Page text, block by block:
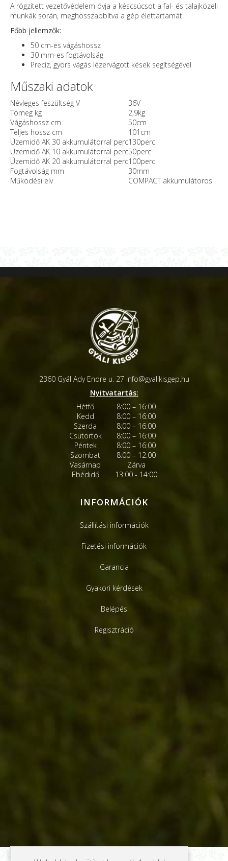
A rögzített vezetővédelem óvja a késcsúcsot a fal- és talajközeli
munkák során, meghosszabbítva a gép élettartamát.
Főbb jellemzők:
50 cm-es vágáshossz
30 mm-es fogtávolság
Precíz, gyors vágás lézervágott kések segítségével
Műszaki adatok
Névleges feszültség V
36V
Tömeg kg
2,9kg
Vágáshossz cm
50cm
Teljes hossz cm
101cm
Üzemidő AK 30 akkumulátorral perc130perc
Üzemidő AK 10 akkumulátorral perc50perc
Üzemidő AK 20 akkumulátorral perc100perc
Fogtávolság mm
30mm
Működési elv
COMPACT akkumulátoros
2360 Gyál Ady Endre u. 27 info@gyalikisgep.hu
Nyitvatartás:
Hétfő
8:00 – 16:00
Kedd
8:00 – 16:00
Szerda
8:00 – 16:00
Csütörtök
8:00 – 16:00
Péntek
8:00 – 16:00
Szombat
8:00 – 12:00
Vasárnap
Zárva
Ebédidő
13:00 - 14:00
INFORMÁCIÓK
Szállítási információk
Fizetési információk
Garancia
Gyakori kérdések
Belépés
Regisztráció